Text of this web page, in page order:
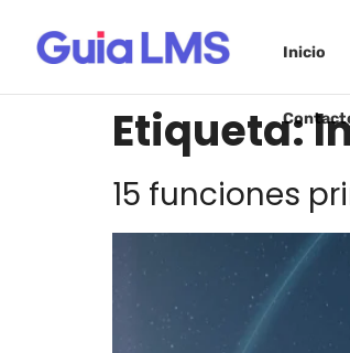
Inicio
Etiqueta:
15 funciones